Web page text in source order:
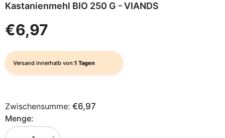
Kastanienmehl BIO 250 G - VIANDS
€6,97
Versand innerhalb von:1 Tagen
Zwischensumme: €6,97
Menge: